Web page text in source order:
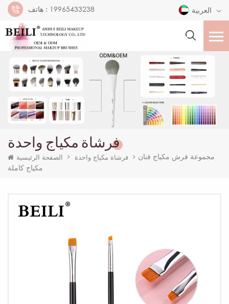
هاتف : 19965433238
فرشاة مكياج واحدة
الصفحة الرئيسية فرشاة مكياج واحدة
مجموعة فرش مكياج فنان
مكياج كاملة